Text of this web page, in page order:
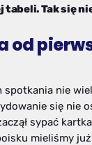
tabeli. Tak się
od
nie
się nie
sypać
mieliśmy